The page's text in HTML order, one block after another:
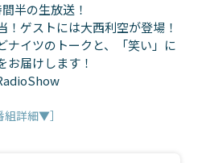
半の生放送！
！ゲストには大西利空が登場！
ナイツのトークと、「笑い」に
お届けします！
組詳細▼］